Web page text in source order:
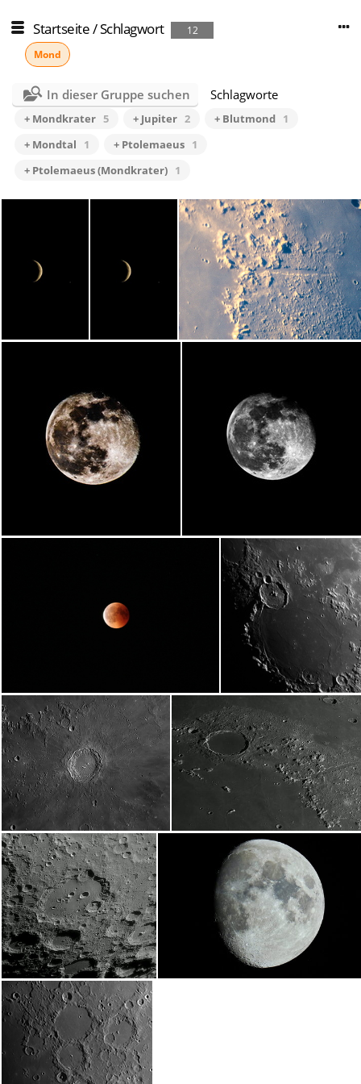
Startseite/Schlagwort
12
Mond
In dieser Gruppe suchen Schlagworte
+ Mondkrater 5 + Jupiter 2 + Blutmond 1
+ Mondtal
1 + Ptolemaeus 1
+ Ptolemaeus (Mondkrater) 1